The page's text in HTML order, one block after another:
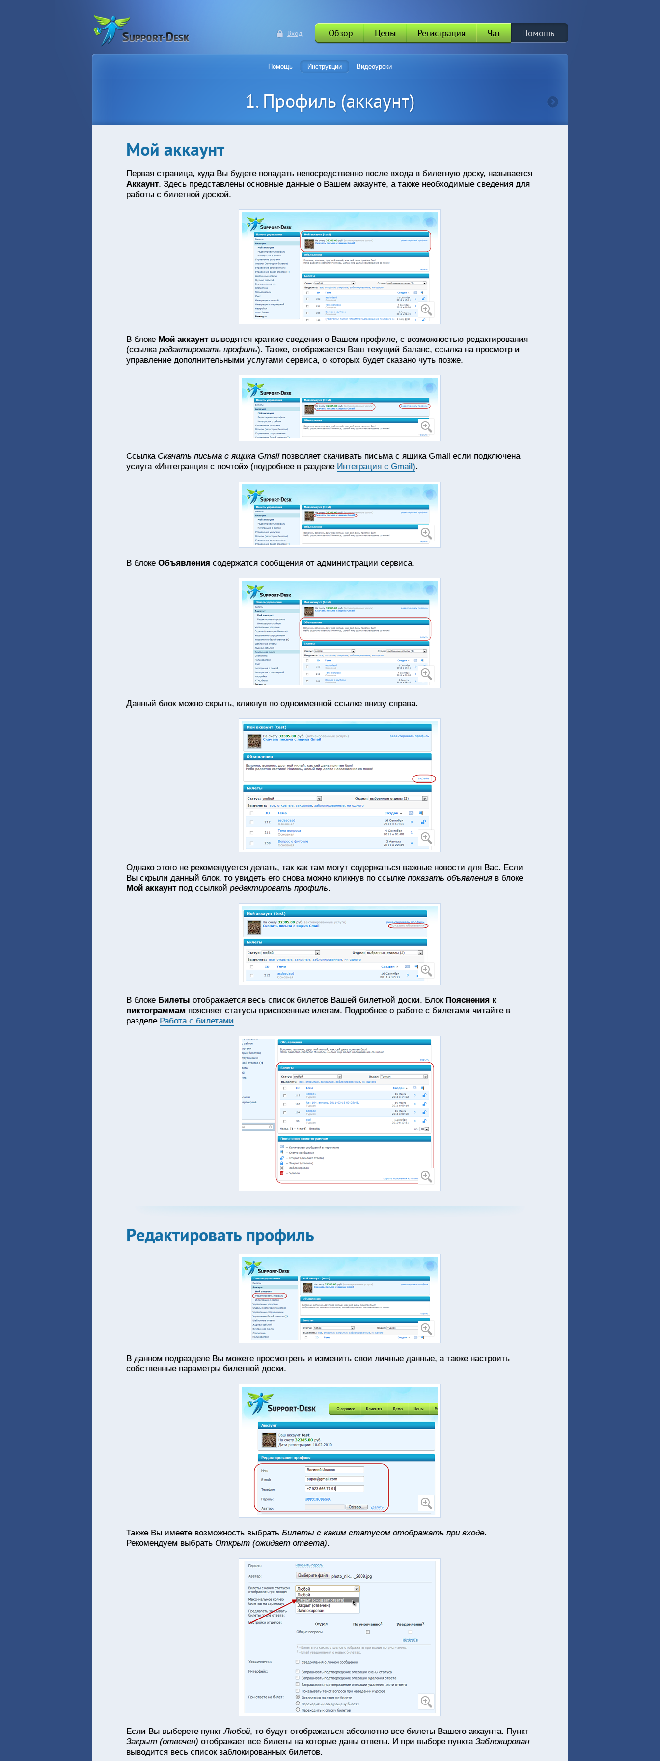
Вход Обзор Цены Регистрация Чат Помощь
Помощь Инструкции Видеоуроки
1. Профиль (аккаунт)
Мой аккаунт
Первая страница, куда Вы будете попадать непосредственно после входа в билетную доску, называется
Аккаунт. Здесь представлены основные данные о Вашем аккаунте, а также необходимые сведения для
работы с билетной доской.
В блоке Мой аккаунтвыводятся краткие сведения о Вашем профиле, с возможностью редактирования
(ссылка редактировать профиль). Также, отображается Ваш текущий баланс, ссылка на просмотр и
управление дополнительными услугами сервиса, о которых будет сказано чуть позже.
Ссылка Скачать письма с ящика Gmailпозволяет скачивать письма с ящика Gmail если подключена
услуга «Интегранция с почтой» (подробнее в разделе Интеграция с Gmail).
В блоке Объявления содержатся сообщения от администрации сервиса.
Данный блок можно скрыть, кликнув по одноименной ссылке внизу справа.
Однако этого не рекомендуется делать, так как там могут содержаться важные новости для Вас. Если
Вы скрыли данный блок, то увидеть его снова можно кликнув по ссылке показать объявленияв блоке
Мой аккаунтпод ссылкой редактировать профиль.
В блоке Билеты отображается весь список билетов Вашей билетной доски. Блок Пояснения к
пиктограммам поясняет статусы присвоенные илетам. Подробнее о работе с билетами читайте в
разделе Работа с билетами.
Редактировать профиль
В данном подразделе Вы можете просмотреть и изменить свои личные данные, а также настроить
собственные параметры билетной доски.
Также Вы имеете возможность выбрать Билеты с каким статусом отображать при входе.
Рекомендуем выбрать Открыт (ожидает ответа).
Если Вы выберете пунктЛюбой, то будут отображаться абсолютно все билеты Вашего аккаунта. Пункт
Закрыт (отвечен) отображает все билеты на которые даны ответы. И при выборе пункта Заблокирован
выводится весь список заблокированных билетов.